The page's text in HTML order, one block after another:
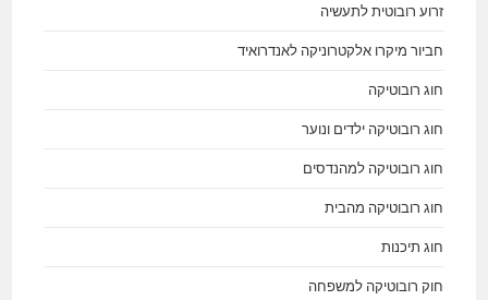
זרוע רובוטית לתעשיה
חביור מיקרו אלקטרוניקה לאנדרואיד
חוג רובוטיקה
חוג רובוטיקה ילדים ונוער
חוג רובוטיקה למהנדסים
חוג רובוטיקה מהבית
חוג תיכנות
חוק רובוטיקה למשפחה